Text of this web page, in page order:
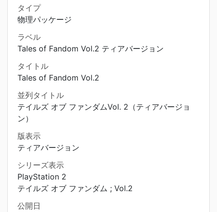
タイプ
物理パッケージ
ラベル
Tales of Fandom Vol.2 ティアバージョン
タイトル
Tales of Fandom Vol.2
並列タイトル
テイルズ オブ ファンダムVol. 2（ティアバージョ
ン）
版表示
ティアバージョン
シリーズ表示
PlayStation 2
テイルズ オブ ファンダム ; Vol.2
公開日